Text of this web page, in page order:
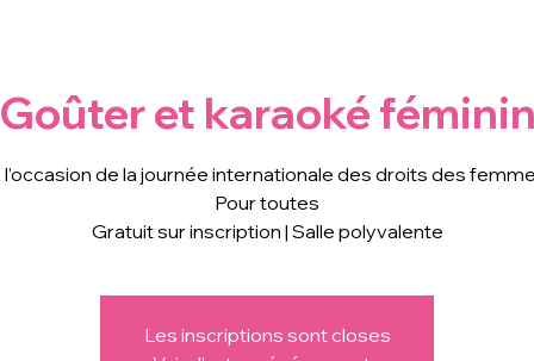
et karaoké féminin
l’occasion de la journée internationale des droits des
Pour toutes
Gratuit sur inscription | Salle polyvalente
Les inscriptions sont closes